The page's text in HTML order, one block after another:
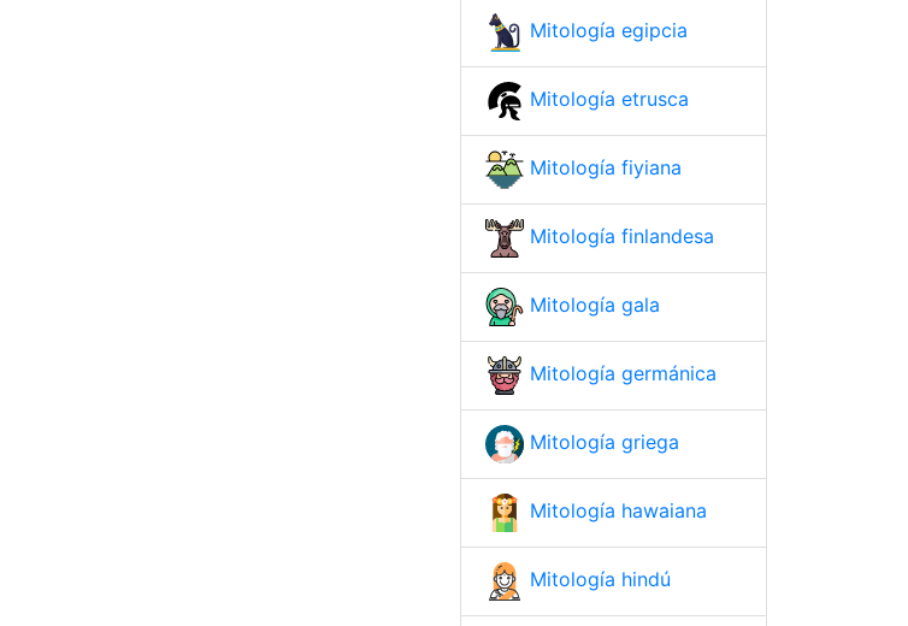
Mitología egipcia
Mitología etrusca
Mitología fiyiana
Mitología finlandesa
Mitología gala
Mitología germánica
Mitología griega
Mitología hawaiana
Mitología hindú